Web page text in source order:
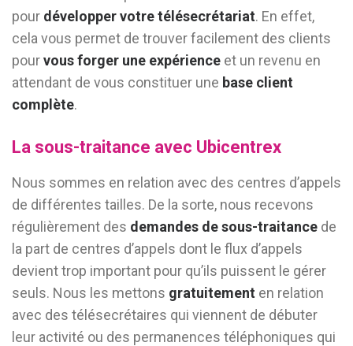
pour développer votre télésecrétariat. En effet,
cela vous permet de trouver facilement des clients
pourvous forger une expérience et un revenu en
attendant de vous constituer une base client
complète.
La sous-traitance avec Ubicentrex
Nous sommes en relation avec des centres d’appels
de différentes tailles. De la sorte, nous recevons
régulièrement des demandes de sous-traitance de
la part de centres d’appels dont le flux d’appels
devient trop important pour qu’ils puissent le gérer
seuls. Nous les mettons gratuitement en relation
avec des télésecrétaires qui viennent de débuter
leur activité ou des permanences téléphoniques qui